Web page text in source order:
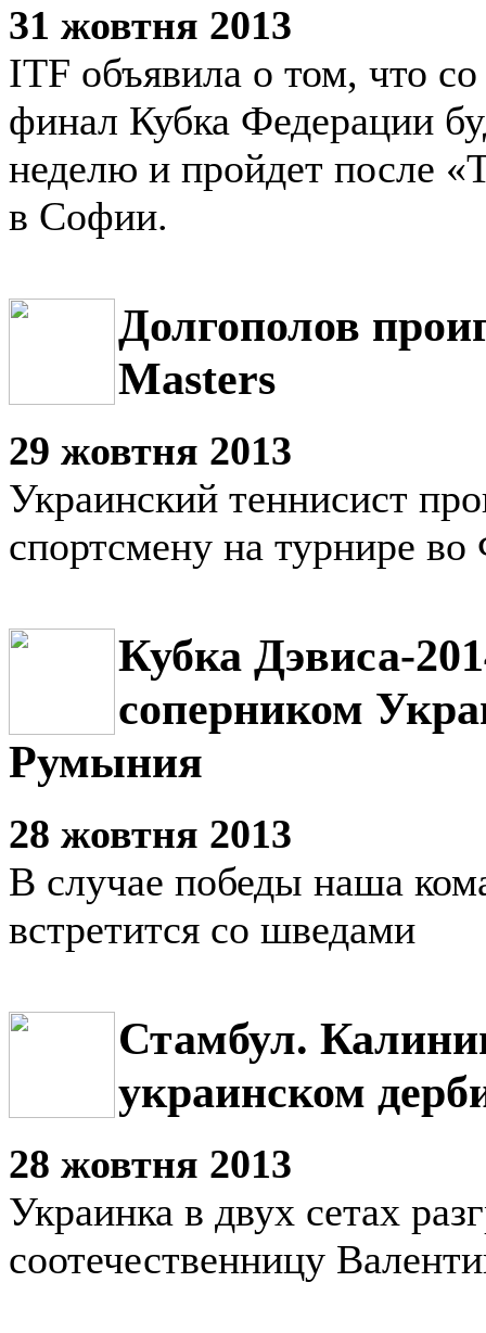
31 жовтня 2013
ITF объявила о том, что
финал Кубка Федерации
неделю и пройдет после
в Софии.
Долгополов
Masters
29 жовтня 2013
Украинский теннисист
спортсмену на турнире
Кубка Дэвиса-
соперником
Румыния
28 жовтня 2013
В случае победы наша
встретится со шведами
Стамбул.
украинском
28 жовтня 2013
Украинка в двух сетах
соотечественницу